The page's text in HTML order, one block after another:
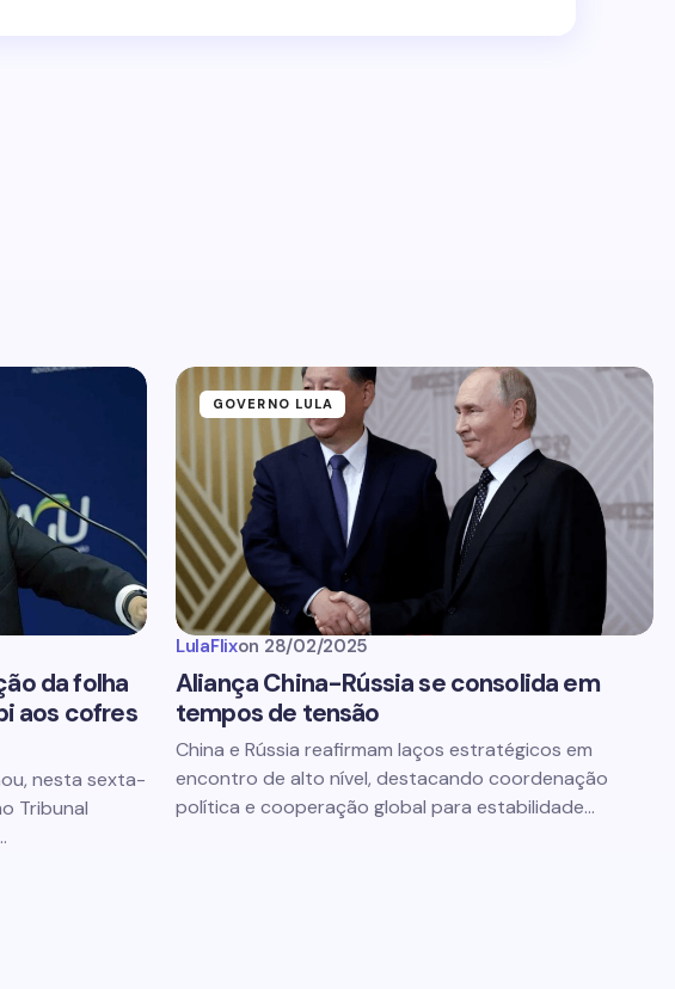
da folha
aos cofres
nesta sexta-
Tribunal
GOVERNO LULA
LulaFlixon 28/02/2025
Aliança China-Rússia se consolida em
tempos de tensão
China e Rússia reafirmam laços estratégicos em
encontro de alto nível, destacando coordenação
política e cooperação global para estabilidade…